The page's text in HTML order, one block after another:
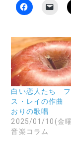
F
a
o
o
k
で
共
有
す
る
に
は
ク
リ
ッ
ク
し
て
て
友
達
に
メ
ー
ル
で
リ
ン
ク
送
信
白い恋人たち フ
ス・レイの作曲
おりの歌唱
2025/01/10(金
音楽コラム